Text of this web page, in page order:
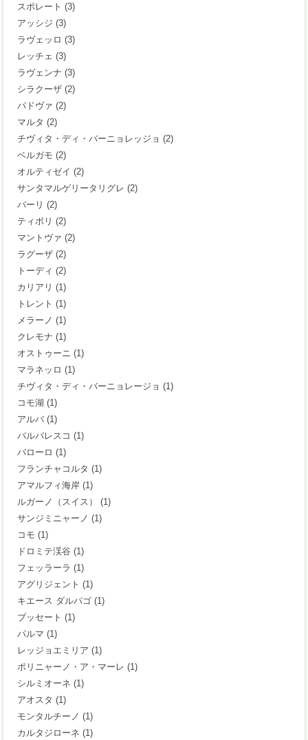
スポレート (3)
アッシジ (3)
ラヴェッロ (3)
レッチェ (3)
ラヴェンナ (3)
シラクーザ (2)
パドヴァ (2)
マルタ (2)
チヴィタ・ディ・バーニョレッジョ (2)
ベルガモ (2)
オルティゼイ (2)
サンタマルゲリータリグレ (2)
バーリ (2)
ティボリ (2)
マントヴァ (2)
ラグーザ (2)
トーディ (2)
カリアリ (1)
トレント (1)
メラーノ (1)
クレモナ (1)
オストゥーニ (1)
マラネッロ (1)
チヴィタ・ディ・バーニョレージョ (1)
コモ湖 (1)
アルバ (1)
バルバレスコ (1)
バローロ (1)
フランチャコルタ (1)
アマルフィ海岸 (1)
ルガーノ（スイス）
(1)
サンジミニャーノ (1)
コモ (1)
ドロミテ渓谷 (1)
フェッラーラ (1)
アグリジェント (1)
キエース ダルパゴ (1)
ブッセート (1)
パルマ (1)
レッジョエミリア (1)
ポリニャーノ・ア・マーレ (1)
シルミオーネ (1)
アオスタ (1)
モンタルチーノ (1)
カルタジローネ (1)